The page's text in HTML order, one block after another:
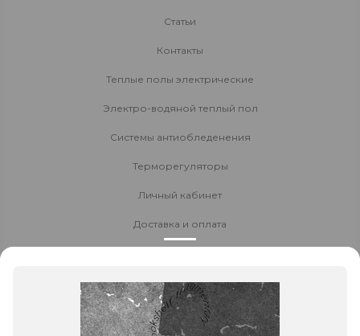
Статьи
Контакты
Теплые полы электрические
Электро-водяной теплый пол
Системы антиобледенения
Терморегуляторы
Личный кабинет
Доставка и оплата
Политика конфиденциальности
Контакты